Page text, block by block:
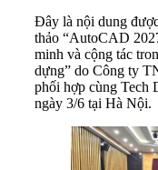
Đây là nội dung
thảo “AutoCAD
minh và cộng tác
dựng” do Công ty
phối hợp cùng Tech
ngày 3/6 tại Hà Nội.